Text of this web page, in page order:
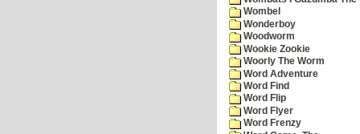
Wombel
Wonderboy
Woodworm
Wookie Zookie
Woorly The Worm
Word Adventure
Word Find
Word Flip
Word Flyer
Word Frenzy